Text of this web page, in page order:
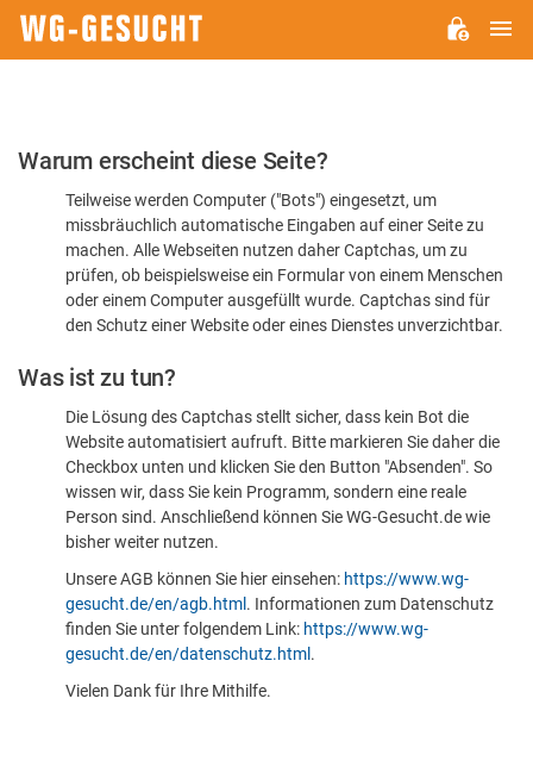
Bitte
dass
sind
Warum erscheint diese Seite?
Teilweise werden Computer ("Bots") eingesetzt, um
missbräuchlich automatische Eingaben auf einer Seite zu
machen. Alle Webseiten nutzen daher Captchas, um zu
prüfen, ob beispielsweise ein Formular von einem Menschen
oder einem Computer ausgefüllt wurde. Captchas sind für
den Schutz einer Website oder eines Dienstes unverzichtbar.
Was ist zu tun?
Die Lösung des Captchas stellt sicher, dass kein Bot die
Website automatisiert aufruft. Bitte markieren Sie daher die
Checkbox unten und klicken Sie den Button "Absenden". So
wissen wir, dass Sie kein Programm, sondern eine reale
Person sind. Anschließend können Sie WG-Gesucht.de wie
bisher weiter nutzen.
Unsere AGB können Sie hier einsehen: https://www.wg-
gesucht.de/en/agb.html . Informationen zum Datenschutz
finden Sie unter folgendem Link: https://www.wg-
gesucht.de/en/datenschutz.html .
Vielen Dank für Ihre Mithilfe.